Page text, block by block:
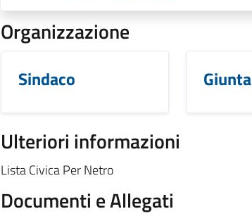
Organizzazione
Sindaco Giunta
Ulteriori informazioni
Lista Civica Per Netro
Documenti e Allegati